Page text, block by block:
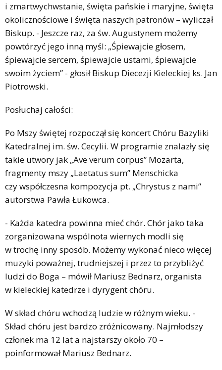
i zmartwychwstanie, święta pańskie i maryjne, święta
okolicznościowe i święta naszych patronów – wyliczał
Biskup. - Jeszcze raz, za św. Augustynem możemy
powtórzyć jego inną myśl: „Śpiewajcie głosem,
śpiewajcie sercem, śpiewajcie ustami, śpiewajcie
swoim życiem” - głosił Biskup Diecezji Kieleckiej ks. Jan
Piotrowski.
Posłuchaj całości:
Po Mszy świętej rozpoczął się koncert Chóru Bazyliki
Katedralnej im. św. Cecylii. W programie znalazły się
takie utwory jak „Ave verum corpus” Mozarta,
fragmenty mszy „Laetatus sum” Menschicka
czy współczesna kompozycja pt. „Chrystus z nami”
autorstwa Pawła Łukowca.
- Każda katedra powinna mieć chór. Chór jako taka
zorganizowana wspólnota wiernych modli się
w trochę inny sposób. Możemy wykonać nieco więcej
muzyki poważnej, trudniejszej i przez to przybliżyć
ludzi do Boga – mówił Mariusz Bednarz, organista
w kieleckiej katedrze i dyrygent chóru.
W skład chóru wchodzą ludzie w różnym wieku. -
Skład chóru jest bardzo zróżnicowany. Najmłodszy
członek ma 12 lat a najstarszy około 70 –
poinformował Mariusz Bednarz.